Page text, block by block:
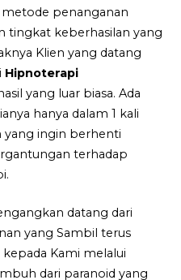
metode penanganan
tingkat keberhasilan yang
Klien yang datang
Hipnoterapi
yang luar biasa. Ada
hanya dalam 1 kali
yang ingin berhenti
terhadap
datang dari
yang Sambil terus
Kami melalui
dari paranoid yang